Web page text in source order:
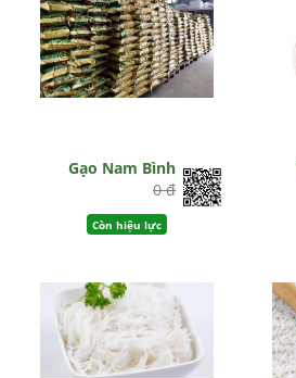
Gạo Nam Bình
0 đ
Còn hiệu lực